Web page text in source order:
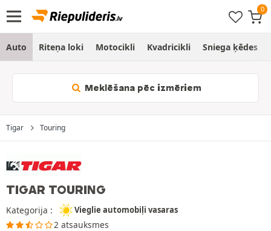
Auto Riteņa loki Motocikli Kvadricikli Sniega ķēdes
Meklēšana pēc izmēriem
Tigar Touring
TIGAR TOURING
Kategorija : Vieglie automobiļi vasaras
2 atsauksmes